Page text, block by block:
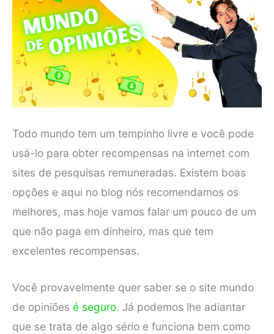
Todo mundo tem um tempinho livre e você pode
usá-lo para obter recompensas na internet com
sites de pesquisas remuneradas. Existem boas
opções e aqui no blog nós recomendamos os
melhores, mas hoje vamos falar um pouco de um
que não paga em dinheiro, mas que tem
excelentes recompensas.
Você provavelmente quer saber se o site mundo
de opiniões é seguro. Já podemos lhe adiantar
que se trata de algo sério e funciona bem como